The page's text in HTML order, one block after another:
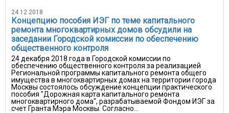
24.12.2018
Концепцию пособия ИЭГ по теме капитального
ремонта многоквартирных домов обсудили на
заседании Городской комиссии по обеспечению
общественного контроля
24 декабря 2018 года в Городской комиссии по
обеспечению общественного контроля за реализацией
Региональной программы капитального ремонта общего
имущества в многоквартирных домах на территории города
Москвы состоялось обсуждение концепции практического
пособия "Дорожная карта капитального ремонта
многоквартирного дома", разрабатываемой Фондом ИЭГ за
счет Гранта Мэра Москвы. Согласно...